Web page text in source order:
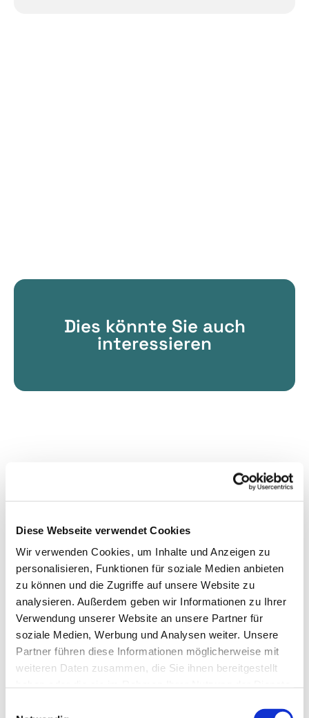
Diese Webseite verwendet Cookies
Wir verwenden Cookies, um Inhalte und Anzeigen zu
personalisieren, Funktionen für soziale Medien anbieten
zu können und die Zugriffe auf unsere Website zu
analysieren. Außerdem geben wir Informationen zu Ihrer
Verwendung unserer Website an unsere Partner für
soziale Medien, Werbung und Analysen weiter. Unsere
Partner führen diese Informationen möglicherweise mit
weiteren Daten zusammen, die Sie ihnen bereitgestellt
Dies könnte Sie auch
interessieren